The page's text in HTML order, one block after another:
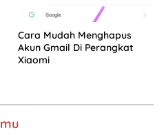
Cara Mudah Menghapus
Akun Gmail Di Perangkat
Xiaomi